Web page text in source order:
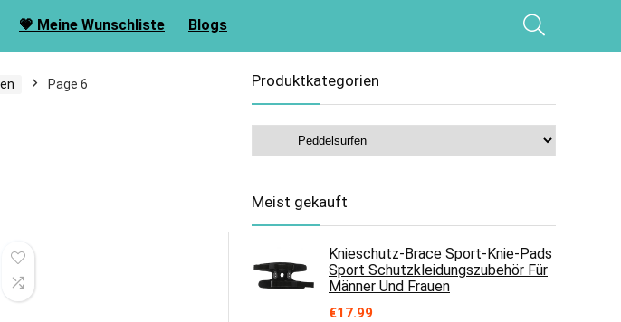
💗 Meine Wunschliste Blogs
Page 6 Produktkategorien
Meist gekauft
Knieschutz-Brace Sport-Knie-Pads
Sport Schutzkleidungszubehör Für
Männer Und Frauen
€17.99